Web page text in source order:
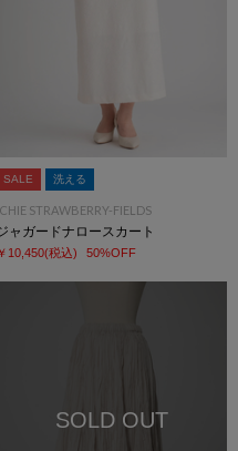
SALE 洗える
STRAWBERRY-FIELDS
ャガードナロースカート
￥10,450(税込) 50%OFF
SOLD OUT